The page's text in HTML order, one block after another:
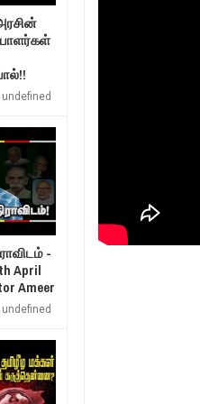
Mar
MORE INTERNATIONAL NGOS
Feb
Feb
நாடுகடந்த தமிழீழ அரசாங்கத்தின்
Feb
undefined
-
April
Ameer
undefined